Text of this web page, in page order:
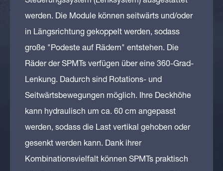
werden. Die Module können seitwärts und/oder
in Längsrichtung gekoppelt werden, sodass
große "Podeste auf Rädern" entstehen. Die
Räder der SPMTs verfügen über eine 360-Grad-
Lenkung. Dadurch sind Rotations- und
Seitwärtsbewegungen möglich. Ihre Deckhöhe
kann hydraulisch um ca. 60 cm angepasst
werden, sodass die Last vertikal gehoben oder
gesenkt werden kann. Dank ihrer
Kombinationsvielfalt können SPMTs praktisch